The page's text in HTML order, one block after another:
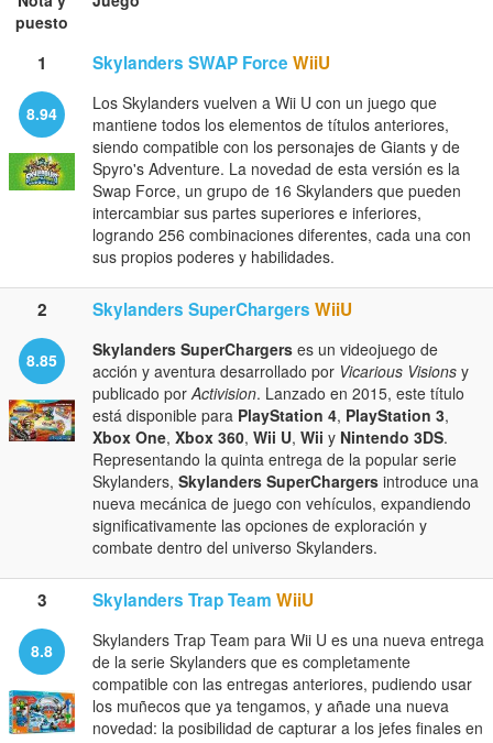
puesto
1 Skylanders SWAP Force WiiU
8.94
Los Skylanders vuelven a Wii U con un juego que
mantiene todos los elementos de títulos anteriores,
siendo compatible con los personajes de Giants y de
Spyro's Adventure. La novedad de esta versión es la
Swap Force, un grupo de 16 Skylanders que pueden
intercambiar sus partes superiores e inferiores,
logrando 256 combinaciones diferentes, cada una con
sus propios poderes y habilidades.
2 Skylanders SuperChargers WiiU
8.85 Skylanders SuperChargers es un videojuego de
acción y aventura desarrollado por Vicarious Visions y
publicado porActivision. Lanzado en 2015, este título
está disponible para PlayStation 4, PlayStation 3,
Xbox One, Xbox 360, Wii U, Wii y Nintendo 3DS.
Representando la quinta entrega de la popular serie
Skylanders, Skylanders SuperChargers introduce una
nueva mecánica de juego con vehículos, expandiendo
significativamente las opciones de exploración y
combate dentro del universo Skylanders.
3 Skylanders Trap Team WiiU
8.8
Skylanders Trap Team para Wii U es una nueva entrega
de la serie Skylanders que es completamente
compatible con las entregas anteriores, pudiendo usar
los muñecos que ya tengamos, y añade una nueva
novedad: la posibilidad de capturar a los jefes finales en